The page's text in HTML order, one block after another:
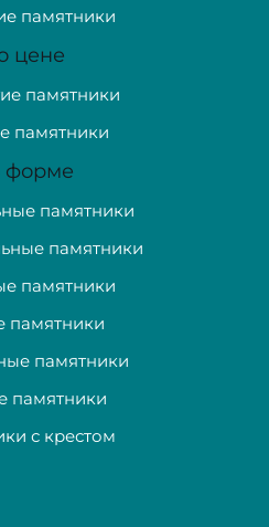
памятники
цене
памятники
памятники
форме
памятники
памятники
памятники
памятники
памятники
памятники
с крестом